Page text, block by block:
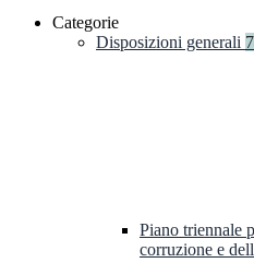
Categorie
Disposizioni generali
Piano triennale
corruzione e